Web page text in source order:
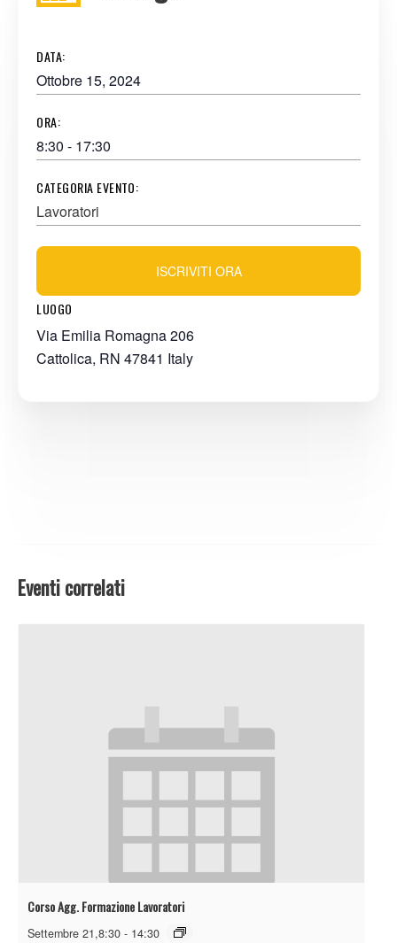
DATA:
Ottobre 15, 2024
ORA:
8:30 - 17:30
CATEGORIA EVENTO:
Lavoratori
LUOGO
Via Emilia Romagna 206
Cattolica, RN 47841 Italy
ISCRIVITI ORA
Eventi correlati
Corso Agg. Formazione Lavoratori
Settembre 21,8:30 - 14:30